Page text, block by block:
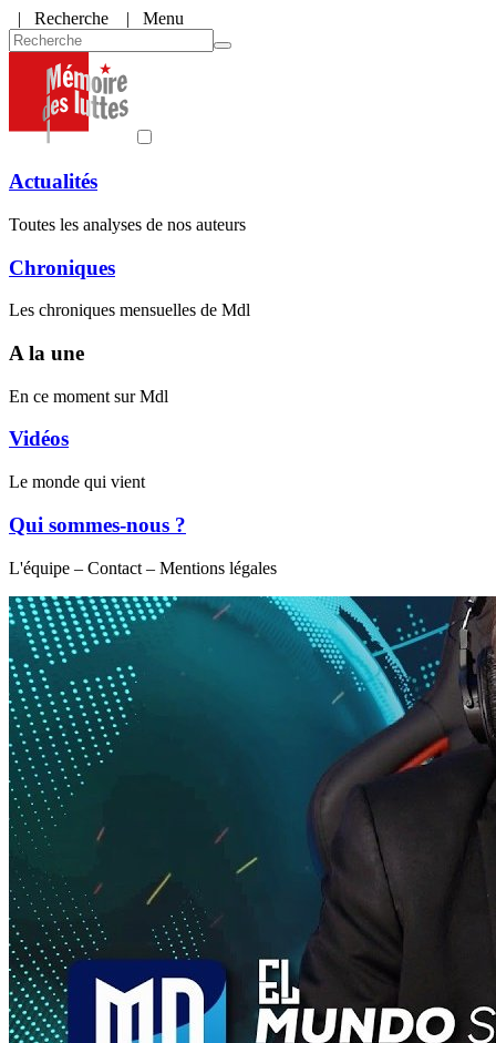
| Recherche | Menu
Actualités
Toutes les analyses de nos auteurs
Chroniques
Les chroniques mensuelles de Mdl
A la une
En ce moment sur Mdl
Vidéos
Le monde qui vient
Qui sommes-nous ?
L'équipe – Contact – Mentions légales